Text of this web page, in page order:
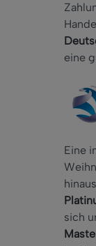
eine
Eine
sich